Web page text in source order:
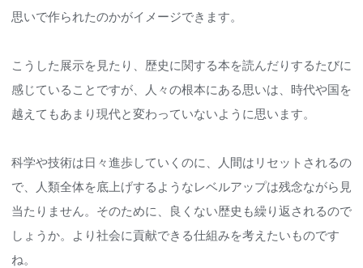
思いで作られたのかがイメージできます。
こうした展示を見たり、歴史に関する本を読んだりするたびに
感じていることですが、人々の根本にある思いは、時代や国を
越えてもあまり現代と変わっていないように思います。
科学や技術は日々進歩していくのに、人間はリセットされるの
で、人類全体を底上げするようなレベルアップは残念ながら見
当たりません。そのために、良くない歴史も繰り返されるので
しょうか。より社会に貢献できる仕組みを考えたいものです
ね。